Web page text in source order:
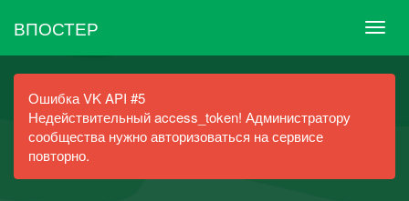
ВПОСТЕР
Ошибка VK API #5
Недействительный access_token! Администратору
сообщества нужно авторизоваться на сервисе
повторно.